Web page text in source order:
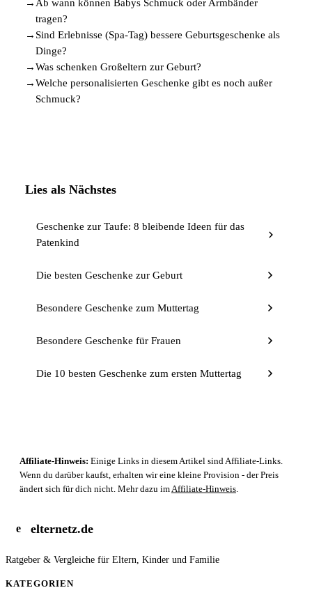
→ Ab wann können Babys Schmuck oder Armbänder
tragen?
→ Sind Erlebnisse (Spa-Tag) bessere Geburtsgeschenke als
Dinge?
→Was schenken Großeltern zur Geburt?
→Welche personalisierten Geschenke gibt es noch außer
Schmuck?
Lies als Nächstes
Geschenke zur Taufe: 8 bleibende Ideen für das
Patenkind
Die besten Geschenke zur Geburt
Besondere Geschenke zum Muttertag
Besondere Geschenke für Frauen
Die 10 besten Geschenke zum ersten Muttertag
Affiliate-Hinweis: Einige Links in diesem Artikel sind Affiliate-Links.
Wenn du darüber kaufst, erhalten wir eine kleine Provision - der Preis
ändert sich für dich nicht. Mehr dazu im Affiliate-Hinweis
e elternetz.de
Ratgeber & Vergleiche für Eltern, Kinder und Familie
KATEGORIEN